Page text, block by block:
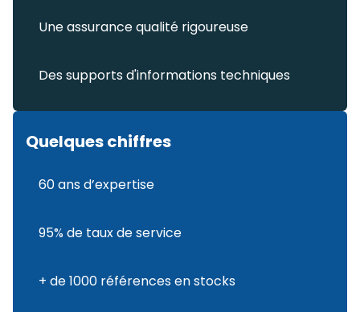
Une assurance qualité rigoureuse
Des supports d'informations techniques
Quelques chiffres
60 ans d’expertise
95% de taux de service
+ de 1000 références en stocks